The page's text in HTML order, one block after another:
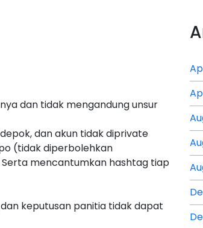
dan tidak mengandung unsur
dan akun tidak diprivate
(tidak diperbolehkan
mencantumkan hashtag tiap
keputusan panitia tidak dapat